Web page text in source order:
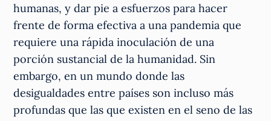
humanas, y dar pie a esfuerzos para hacer
frente de forma efectiva a una pandemia que
requiere una rápida inoculación de una
porción sustancial de la humanidad. Sin
embargo, en un mundo donde las
desigualdades entre países son incluso más
profundas que las que existen en el seno de las